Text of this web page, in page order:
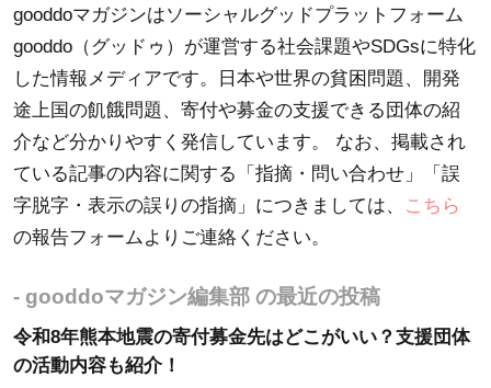
gooddoマガジンはソーシャルグッドプラットフォーム
gooddo（グッドゥ）が運営する社会課題やSDGsに特化
した情報メディアです。日本や世界の貧困問題、開発
途上国の飢餓問題、寄付や募金の支援できる団体の紹
介など分かりやすく発信しています。 なお、掲載され
ている記事の内容に関する「指摘・問い合わせ」「誤
字脱字・表示の誤りの指摘」につきましては、
こちら
の報告フォームよりご連絡ください。
- gooddoマガジン編集部 の最近の投稿
令和8年熊本地震の寄付募金先はどこがいい？支援団体
の活動内容も紹介！